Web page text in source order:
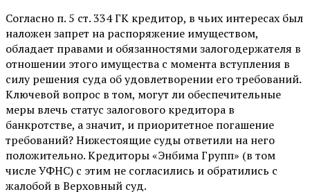
Согласно п. 5 ст. 334 ГК кредитор, в чьих интересах был
наложен запрет на распоряжение имуществом,
обладает правами и обязанностями залогодержателя в
отношении этого имущества с момента вступления в
силу решения суда об удовлетворении его требований.
Ключевой вопрос в том, могут ли обеспечительные
меры влечь статус залогового кредитора в
банкротстве, а значит, и приоритетное погашение
требований? Нижестоящие суды ответили на него
положительно. Кредиторы «Энбима Групп» (в том
числе УФНС) с этим не согласились и обратились с
жалобой в Верховный суд.